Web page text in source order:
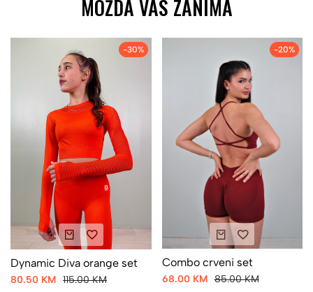
MOŽDA VAS ZANIMA
-30%
Dynamic Diva orange set
80.50 KM 115.00 KM
-20%
Combo crveni set
68.00 KM 85.00 KM